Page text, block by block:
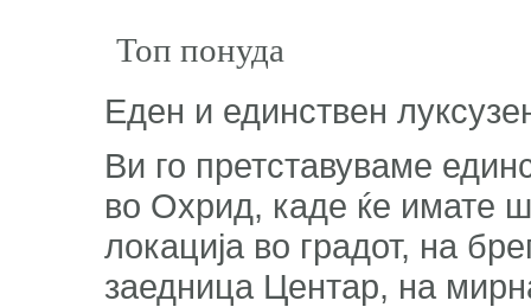
Топ понуда
Еден и единствен
Ви го претставуваме
во Охрид, каде ќе имате
локација во градот, на
заедница Центар, на